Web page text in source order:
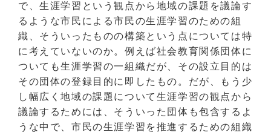
で、生涯学習という観点から地域の課題を議論す
るような市民による市民の生涯学習のための組
織、そういったものの構築という点については特
に考えていないのか。例えば社会教育関係団体に
ついても生涯学習の一組織だが、その設立目的は
その団体の登録目的に即したもの。だが、もう少
し幅広く地域の課題について生涯学習の観点から
議論するためには、そういった団体も包含するよ
うな中で、市民の生涯学習を推進するための組織